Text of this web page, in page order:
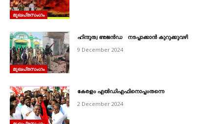
മുഖപ്രസംഗം
മുഖപ്രസംഗം
ഹിന്ദുത്വ അജൻഡ നടപ്പാക്കാൻ കുറുക്കുവഴി
9 December 2024
കേരളം എൽഡിഎഫിനൊപ്പംതന്നെ
2 December 2024